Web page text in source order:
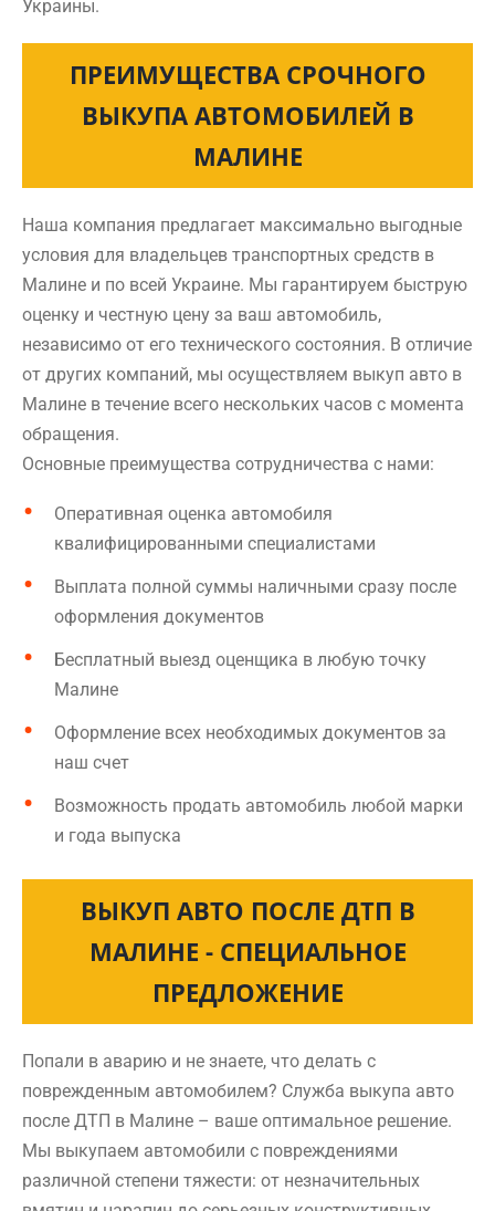
Украины.
ПРЕИМУЩЕСТВА СРОЧНОГО
ВЫКУПА АВТОМОБИЛЕЙ В
МАЛИНЕ
Наша компания предлагает максимально выгодные
условия для владельцев транспортных средств в
Малине и по всей Украине. Мы гарантируем быструю
оценку и честную цену за ваш автомобиль,
независимо от его технического состояния. В отличие
от других компаний, мы осуществляем выкуп авто в
Малине в течение всего нескольких часов с момента
обращения.
Основные преимущества сотрудничества с нами:
Оперативная оценка автомобиля
квалифицированными специалистами
Выплата полной суммы наличными сразу после
оформления документов
Бесплатный выезд оценщика в любую точку
Малине
Оформление всех необходимых документов за
наш счет
Возможность продать автомобиль любой марки
и года выпуска
ВЫКУП АВТО ПОСЛЕ ДТП В
МАЛИНЕ - СПЕЦИАЛЬНОЕ
ПРЕДЛОЖЕНИЕ
Попали в аварию и не знаете, что делать с
поврежденным автомобилем? Служба выкупа авто
после ДТП в Малине – ваше оптимальное решение.
Мы выкупаем автомобили с повреждениями
различной степени тяжести: от незначительных